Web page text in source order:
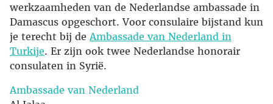
werkzaamheden van de Nederlandse ambassade in
Damascus opgeschort. Voor consulaire bijstand kun
je terecht bij deAmbassade van Nederland in
Turkije. Er zijn ook twee Nederlandse honorair
consulaten in Syrië.
Ambassade van Nederland